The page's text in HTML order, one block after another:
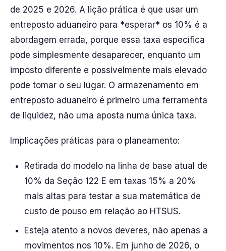
de 2025 e 2026. A lição prática é que usar um
entreposto aduaneiro para *esperar* os 10% é a
abordagem errada, porque essa taxa específica
pode simplesmente desaparecer, enquanto um
imposto diferente e possivelmente mais elevado
pode tomar o seu lugar. O armazenamento em
entreposto aduaneiro é primeiro uma ferramenta
de liquidez, não uma aposta numa única taxa.
Implicações práticas para o planeamento:
Retirada do modelo na linha de base atual de
10% da Seção 122 E em taxas 15% a 20%
mais altas para testar a sua matemática de
custo de pouso em relação ao HTSUS.
Esteja atento a novos deveres, não apenas a
movimentos nos 10%. Em junho de 2026, o